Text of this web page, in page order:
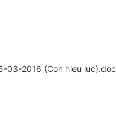
03-2016 (Con hieu luc).doc